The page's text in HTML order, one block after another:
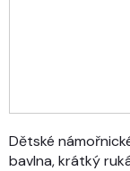
Dětské
bavlna, krátký